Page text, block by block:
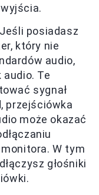
posiadasz
który nie
audio,
Te
sygnał
przejściówka
może okazać
W tym
głośniki